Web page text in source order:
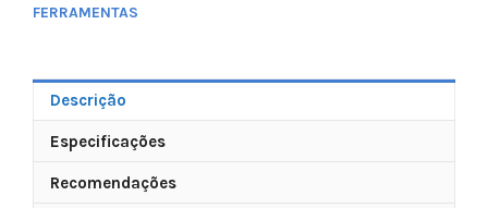
FERRAMENTAS
Descrição
Especificações
Recomendações